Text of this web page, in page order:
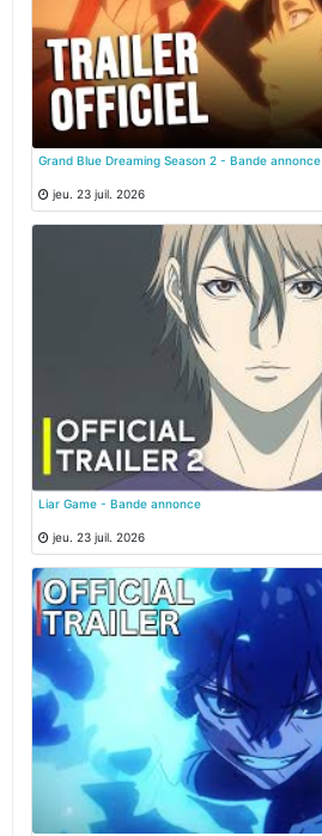
Grand Blue Dreaming Season 2 - Bande annonce
jeu. 23 juil. 2026
Liar Game - Bande annonce
jeu. 23 juil. 2026